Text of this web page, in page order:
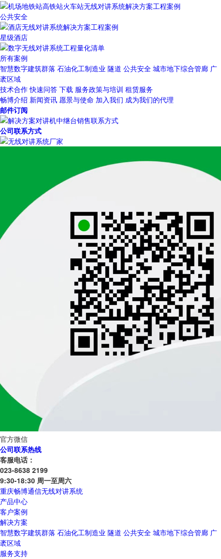
公共安全
星级酒店
所有案例
智慧数字建筑群落 石油化工制造业 隧道 公共安全 城市地下综合管廊 广
袤区域
技术合作 快速问答 下载 服务政策与培训 租赁服务
畅博介绍 新闻资讯 愿景与使命 加入我们 成为我们的代理
邮件订阅
公司联系方式
官方微信
公司联系热线
客服电话：
023-8638 2199
9:30-18:30 周一至周六
重庆畅博通信无线对讲系统
产品中心
客户案例
解决方案
智慧数字建筑群落 石油化工制造业 隧道 公共安全 城市地下综合管廊 广
袤区域
服务支持